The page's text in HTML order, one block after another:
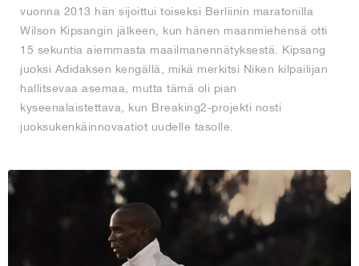
vuonna 2013 hän sijoittui toiseksi Berliinin maratonilla
Wilson Kipsangin jälkeen, kun hänen maanmiehensä otti
15 sekuntia aiemmasta maailmanennätyksestä. Kipsang
juoksi Adidaksen kengällä, mikä merkitsi Niken kilpailijan
hallitsevaa asemaa, mutta tämä oli pian
kyseenalaistettava, kun Breaking2-projekti nosti
juoksukenkäinnovaatiot uudelle tasolle.